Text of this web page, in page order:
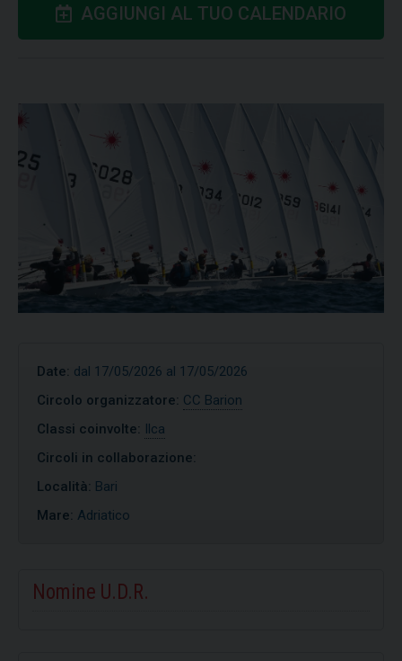
AGGIUNGI AL TUO CALENDARIO
Date: dal 17/05/2026 al 17/05/2026
Circolo organizzatore: CC Barion
Classi coinvolte: Ilca
Circoli in collaborazione:
Località: Bari
Mare: Adriatico
Nomine U.D.R.